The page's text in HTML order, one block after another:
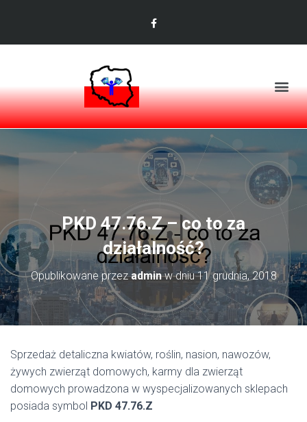
PKD 47.76.Z – co to za
działalność?
Opublikowane przezadminw dniu11 grudnia, 2018
Sprzedaż detaliczna kwiatów, roślin, nasion, nawozów,
żywych zwierząt domowych, karmy dla zwierząt
domowych prowadzona w wyspecjalizowanych sklepach
posiada symbol PKD 47.76.Z